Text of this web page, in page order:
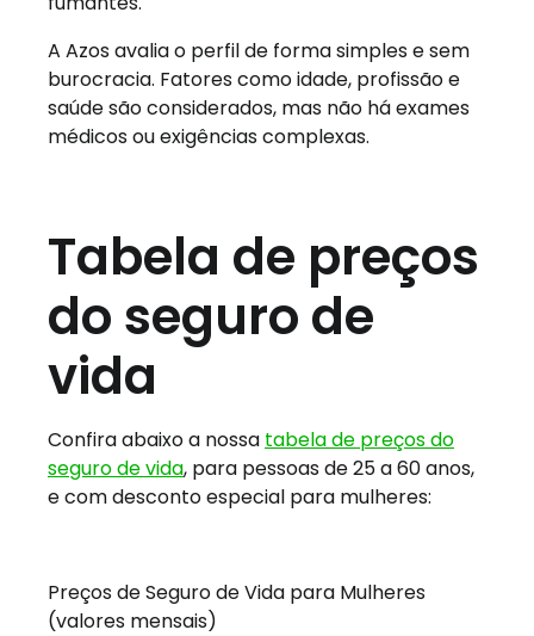
A Azos avalia o perfil de forma simples e sem
burocracia. Fatores como idade, profissão e
saúde são considerados, mas não há exames
médicos ou exigências complexas.
Tabela de preços
do seguro de
vida
Confira abaixo a nossa tabela de preços do
seguro de vida, para pessoas de 25 a 60 anos,
e com desconto especial para mulheres:
Preços de Seguro de Vida para Mulheres
(valores mensais)